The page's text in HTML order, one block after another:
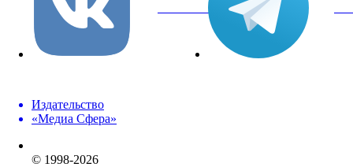
вКонтакте
Издательство
«Медиа Сфера»
© 1998-2026